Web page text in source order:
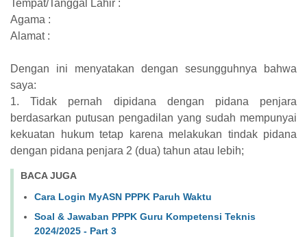
Tempat/Tanggal Lahir :
Agama :
Alamat :
Dengan ini menyatakan dengan sesungguhnya bahwa
saya:
1. Tidak pernah dipidana dengan pidana penjara
berdasarkan putusan pengadilan yang sudah mempunyai
kekuatan hukum tetap karena melakukan tindak pidana
dengan pidana penjara 2 (dua) tahun atau lebih;
BACA JUGA
Cara Login MyASN PPPK Paruh Waktu
Soal & Jawaban PPPK Guru Kompetensi Teknis
2024/2025 - Part 3